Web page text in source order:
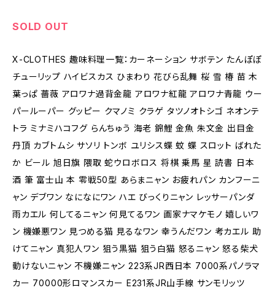
SOLD OUT
X-CLOTHES 趣味料理一覧：カーネーション サボテン たんぽぽ
チューリップ ハイビスカス ひまわり 花びら乱舞 桜 雪 椿 苗 木
葉っぱ 薔薇 アロワナ過背金龍 アロワナ紅龍 アロワナ青龍 ウー
パールーパー グッピー クマノミ クラゲ タツノオトシゴ ネオンテ
トラ ミナミハコフグ らんちゅう 海老 錦鯉 金魚 朱文金 出目金
丹頂 カブトムシ サソリ トンボ ユリシス蝶 蚊 蝶 スロット ばれた
か ビール 旭日旗 隈取 蛇ウロボロス 将棋 乗馬 星 読書 日本
酒 筆 富士山 本 零戦50型 あらまニャン お疲れパン カンフーニ
ャン デブワン なになにワン ハエ びっくりニャン レッサーパンダ
雨カエル 何してるニャン 何見てるワン 画家ナマケモノ 嬉しいワ
ン 機嫌悪ワン 見つめる猫 見るなワン 幸うんだワン 考カエル 助
けてニャン 真犯人ワン 狙う黒猫 狙う白猫 怒るニャン 怒る柴犬
動けないニャン 不機嫌ニャン 223系JR西日本 7000系パノラマ
カー 70000形ロマンスカー E231系JR山手線 サンモリッツ